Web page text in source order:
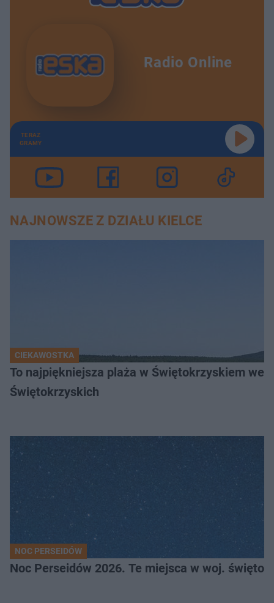
Radio Online
TERAZ
GRAMY
NAJNOWSZE Z DZIAŁU KIELCE
CIEKAWOSTKA
To najpiękniejsza plaża w Świętokrzyskiem
Świętokrzyskich
NOC PERSEIDÓW
Noc Perseidów 2026. Te miejsca w woj.